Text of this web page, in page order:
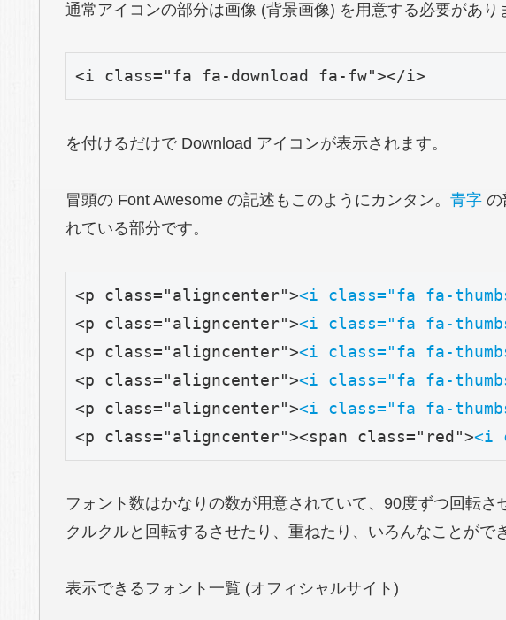
通常アイコンの部分は画像 (背景画像) を用意する必要があ
<i class="fa fa-download fa-fw"></i>
を付けるだけで Download アイコンが表示されます。
冒頭の Font Awesome の記述もこのようにカンタン。 青字 の
れている部分です。
<p class="aligncenter"><i class="fa fa-
<p class="aligncenter"><i class="fa fa-
<p class="aligncenter"><i class="fa fa-
<p class="aligncenter"><i class="fa fa-
<p class="aligncenter"><i class="fa fa-
<p class="aligncenter"><span class="red"><i
フォント数はかなりの数が用意されていて、90度ずつ回転
クルクルと回転するさせたり、重ねたり、いろんなことがで
表示できるフォント一覧 (オフィシャルサイト)